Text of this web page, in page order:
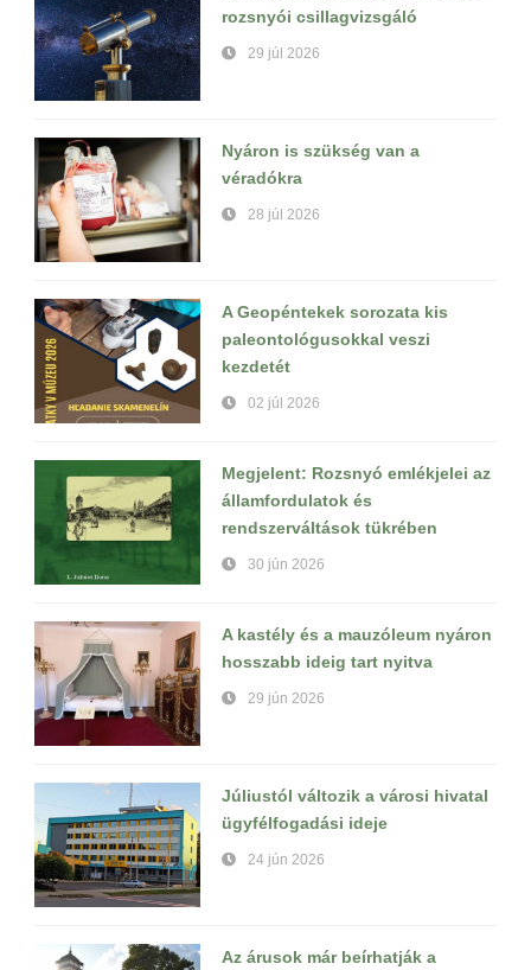
rozsnyói csillagvizsgáló
29 júl 2026
Nyáron is szükség van a
véradókra
28 júl 2026
A Geopéntekek sorozata kis
paleontológusokkal veszi
kezdetét
02 júl 2026
Megjelent: Rozsnyó emlékjelei az
államfordulatok és
rendszerváltások tükrében
30 jún 2026
A kastély és a mauzóleum nyáron
hosszabb ideig tart nyitva
29 jún 2026
Júliustól változik a városi hivatal
ügyfélfogadási ideje
24 jún 2026
Az árusok már beírhatják a